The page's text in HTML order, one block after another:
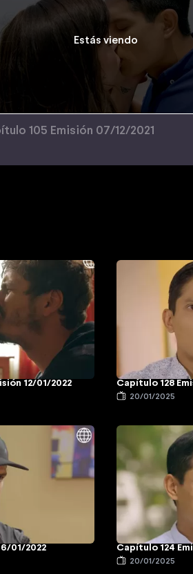
Estás viendo
105 Emisión 07/12/2021
12/01/2022 Capítulo 128
20/01/2025
01/2022 Capítulo 124
20/01/2025